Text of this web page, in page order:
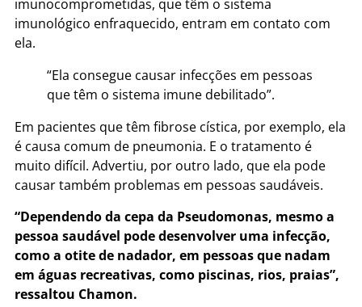
imunocomprometidas, que têm o sistema
imunológico enfraquecido, entram em contato com
ela.
“Ela consegue causar infecções em pessoas
que têm o sistema imune debilitado”.
Em pacientes que têm fibrose cística, por exemplo, ela
é causa comum de pneumonia. E o tratamento é
muito difícil. Advertiu, por outro lado, que ela pode
causar também problemas em pessoas saudáveis.
“Dependendo da cepa da Pseudomonas, mesmo a
pessoa saudável pode desenvolver uma infecção,
como a otite de nadador, em pessoas que nadam
em águas recreativas, como piscinas, rios, praias”,
ressaltou Chamon.